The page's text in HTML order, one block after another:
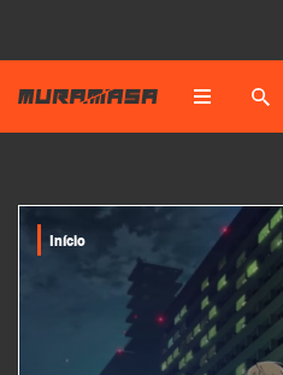
Início